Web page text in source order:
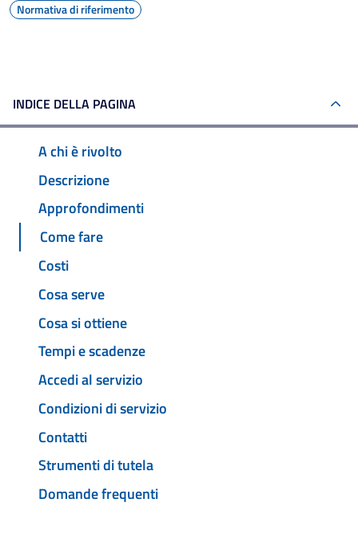
Normativa di riferimento
INDICE DELLA PAGINA
A chi è rivolto
Descrizione
Approfondimenti
Come fare
Costi
Cosa serve
Cosa si ottiene
Tempi e scadenze
Accedi al servizio
Condizioni di servizio
Contatti
Strumenti di tutela
Domande frequenti